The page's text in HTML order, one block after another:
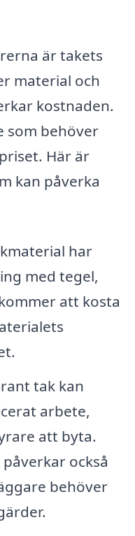
är takets
material och
kostnaden.
som behöver
Här är
kan påverka
har
med tegel,
att kosta
tak kan
arbete,
att byta.
också
behöver